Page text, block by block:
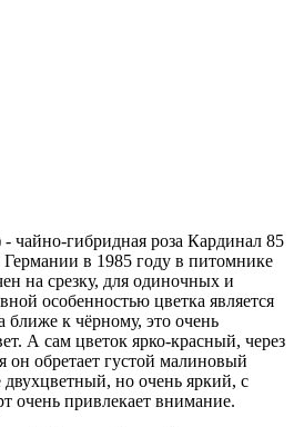
- чайно-гибридная роза Кардинал 85
в 1985 году в питомнике
на срезку, для одиночных и
особенностью цветка является
ближе к чёрному, это очень
А сам цветок ярко-красный, через
он обретает густой малиновый
но очень яркий, с
очень привлекает внимание.